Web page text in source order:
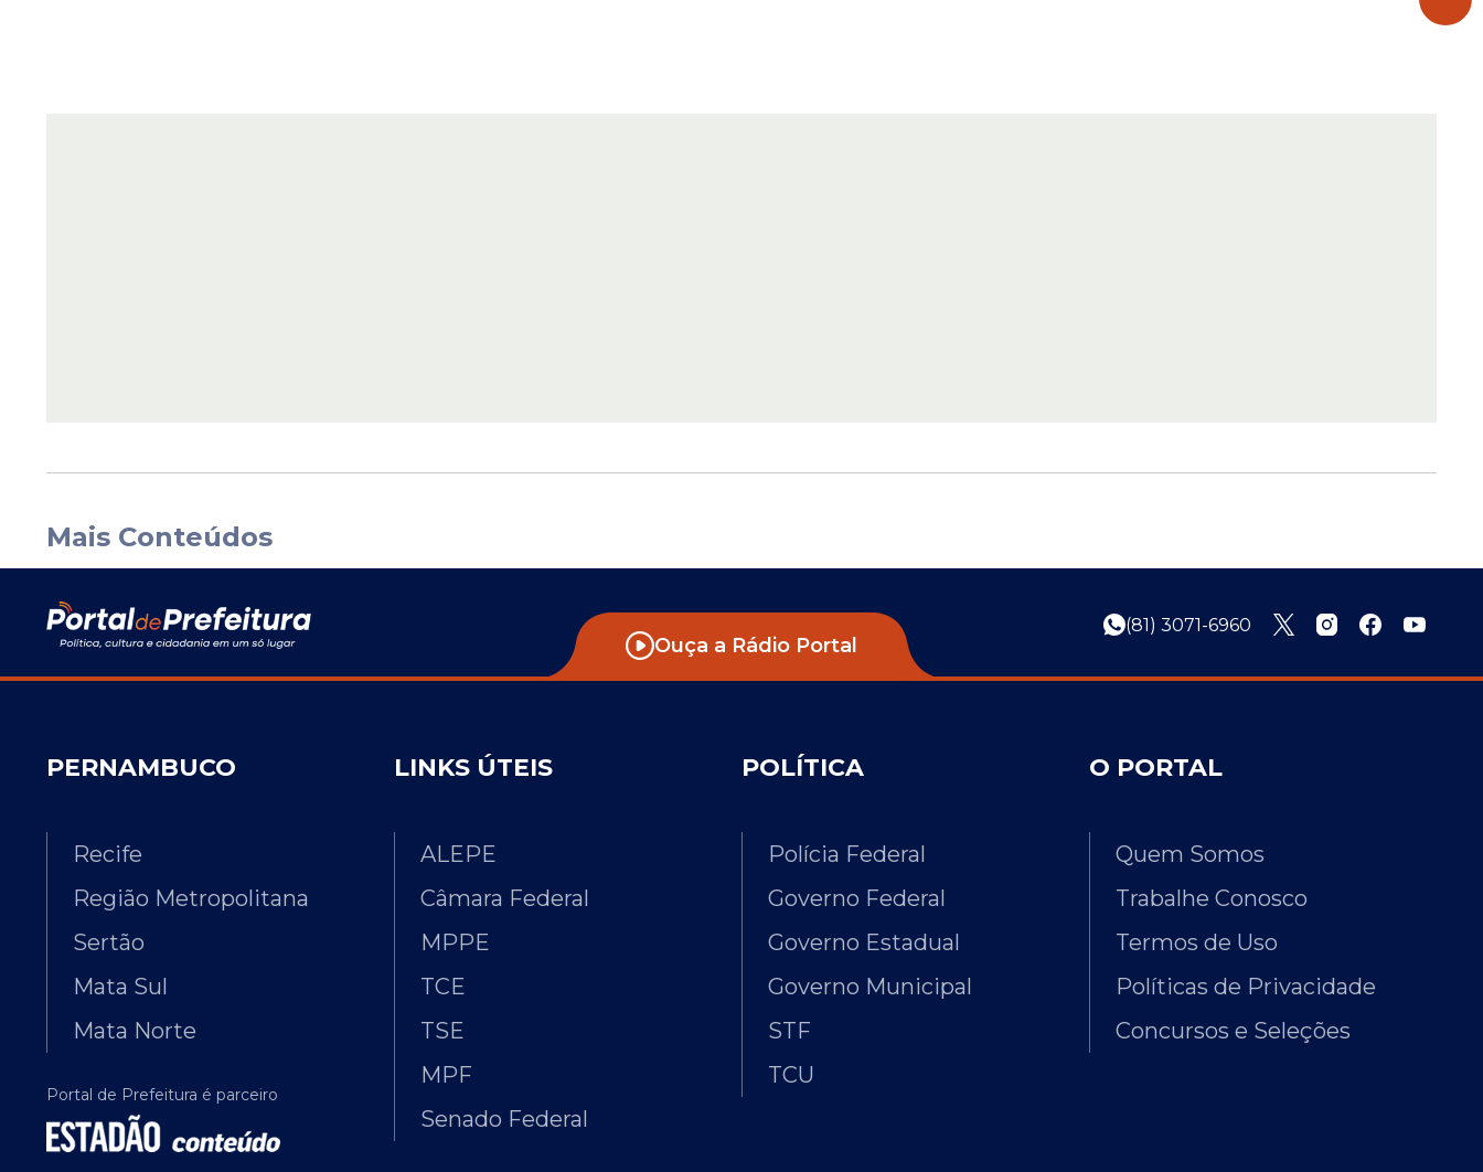
Mais Conteúdos
Ouça a Rádio Portal
(81) 3071-6960
PERNAMBUCO
Recife
Região Metropolitana
Sertão
Mata Sul
Mata Norte
Portal de Prefeitura é parceiro
LINKS ÚTEIS
ALEPE
Câmara Federal
MPPE
TCE
TSE
MPF
Senado Federal
POLÍTICA
Polícia Federal
Governo Federal
Governo Estadual
Governo Municipal
STF
TCU
O PORTAL
Quem Somos
Trabalhe Conosco
Termos de Uso
Políticas de Privacidade
Concursos e Seleções